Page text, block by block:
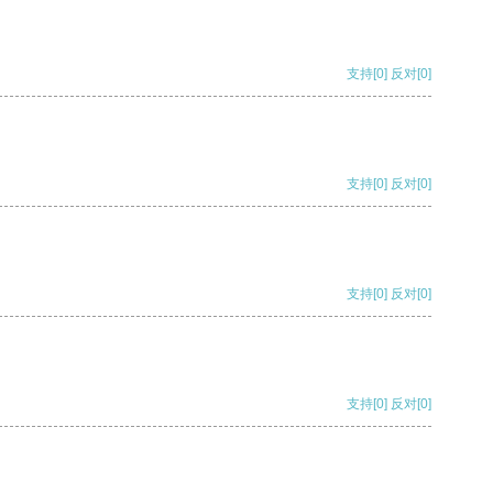
支持[0] 反对[0]
支持[0] 反对[0]
支持[0] 反对[0]
支持[0] 反对[0]